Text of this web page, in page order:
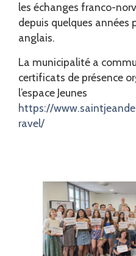
les échanges franco-
depuis quelques années
anglais.
La municipalité a
certificats de présence
l’espace Jeunes
https://
ravel/